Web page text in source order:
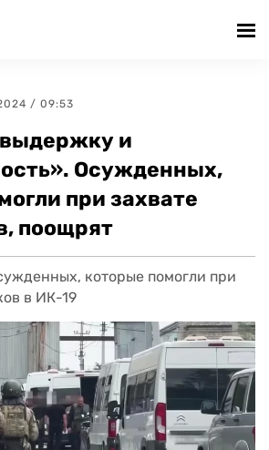
/ 09:53
и
Осужденных,
при захвате
поощрят
которые помогли при
в ИК-19